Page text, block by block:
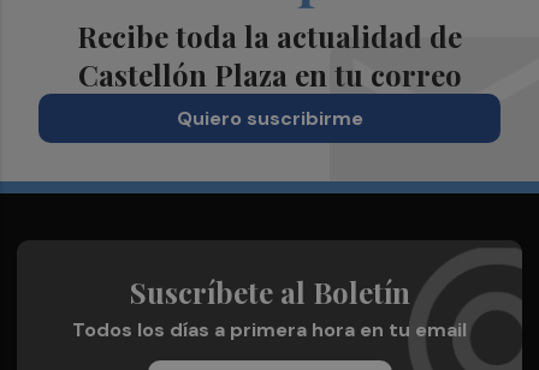
Recibe toda la actualidad de
Castellón Plaza en tu correo
Quiero suscribirme
Suscríbete al Boletín
Todos los días a primera hora en tu email